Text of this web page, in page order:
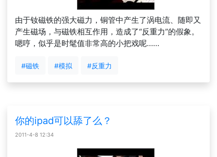
由于钕磁铁的强大磁力，铜管中产生了涡电流、随即又
产生磁场，与磁铁相互作用，造成了“反重力”的假象。
嗯哼，似乎是时髦值非常高的小把戏呢……
#磁铁 #模拟 #反重力
你的ipad可以舔了么？
2011-4-8 12:34